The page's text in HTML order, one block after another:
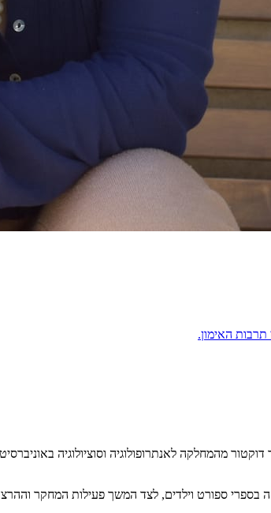
האימון.
מהמחלקה לאנתרופולוגיה וסוציולוגיה